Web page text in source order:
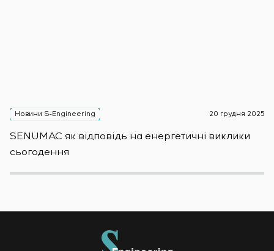
Новини S-Engineering 20 грудня 2025
SENUMAC як відповідь на енергетичні виклики
сьогодення